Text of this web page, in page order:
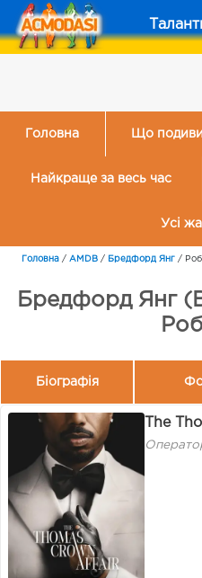
Головна Що
Найкраще за весь час
Усі
Головна / AMDB / Бредфорд Янг /
Бредфорд Янг
Біографія
The